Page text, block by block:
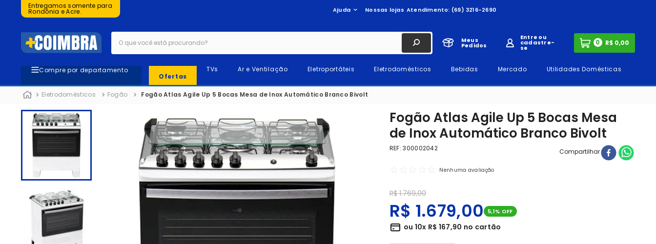
Entregamos somente para
Rondônia e Acre. Ajuda Nossas lojas Atendimento: (69) 3216-2690
O que você está procurando?
Meus
Pedidos
Entre ou
cadastre-
se
0
Compre por departamento
Ofertas
TVs Ar e Ventilação Eletroportáteis Eletrodomésticos Bebidas Mercado Utilidades Domésticas
Eletrodomésticos Fogão Fogão Atlas Agile Up 5 Bocas Mesa de Inox Automático Branco Bivolt
Fogão Atlas Agile Up 5 Bocas Mesa
de Inox Automático Branco Bivolt
REF:300002042 Compartilhar
☆ ☆ ☆ ☆ ☆ Nenhuma avaliação
R$ 1.769,00
R$ 1.679,00 5,1% OFF
ou 10x R$ 167,90 no cartão